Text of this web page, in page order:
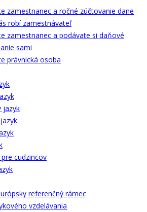
zamestnanec a ročné zúčtovanie dane
robí zamestnávateľ
zamestnanec a podávate si daňové
sami
právnická osoba
jazyk
cudzincov
referenčný rámec
vzdelávania